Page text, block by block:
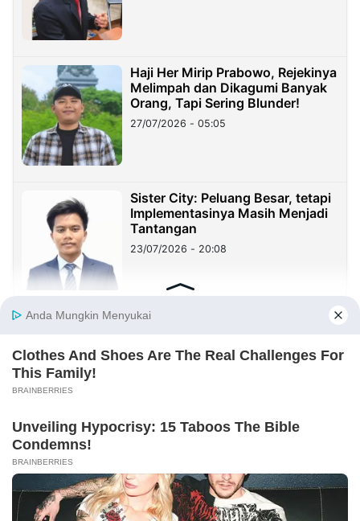
Haji Her Mirip Prabowo, Rejekinya
Melimpah dan Dikagumi Banyak
Orang, Tapi Sering Blunder!
27/07/2026 - 05:05
Sister City: Peluang Besar, tetapi
Implementasinya Masih Menjadi
Tantangan
23/07/2026 - 20:08
Sekolah Harus Berhenti Mengajar
Kehidupan
KDM
21/07/2026 - 09:22